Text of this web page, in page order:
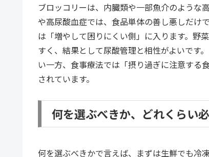
ブロッコリーは、内臓類や一部魚介のような
や高尿酸血症では、食品単体の善し悪しだけ
は「増やして困りにくい側」に入ります。野
すく、結果として尿酸管理と相性がよいです
い一方、食事療法では「摂り過ぎに注意する
されています。
何を選ぶべきか、どれくらい
何を選ぶべきかで言えば、まずは生鮮でも冷